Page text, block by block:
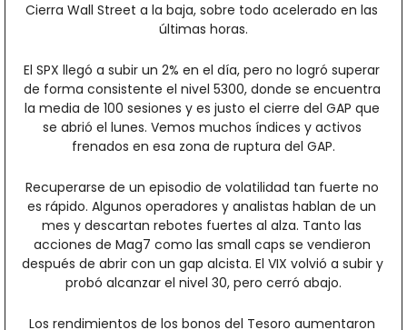
Cierra Wall Street a la baja, sobre todo acelerado en las
últimas horas.
El SPX llegó a subir un 2% en el día, pero no logró superar
de forma consistente el nivel 5300, donde se encuentra
la media de 100 sesiones y es justo el cierre del GAP que
se abrió el lunes. Vemos muchos índices y activos
frenados en esa zona de ruptura del GAP.
Recuperarse de un episodio de volatilidad tan fuerte no
es rápido. Algunos operadores y analistas hablan de un
mes y descartan rebotes fuertes al alza. Tanto las
acciones de Mag7 como las small caps se vendieron
después de abrir con un gap alcista. El VIX volvió a subir y
probó alcanzar el nivel 30, pero cerró abajo.
Los rendimientos de los bonos del Tesoro aumentaron